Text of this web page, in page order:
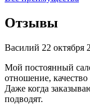
Отзывы
Василий 22 октября
Мой постоянный
отношение,
Даже когда
подводят.